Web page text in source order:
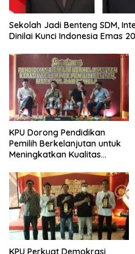
Sekolah Jadi Benteng SDM,
Dinilai Kunci Indonesia Emas
KPU Dorong Pendidikan
Pemilih Berkelanjutan untuk
Meningkatkan Kualitas
KPU Perkuat Demokrasi